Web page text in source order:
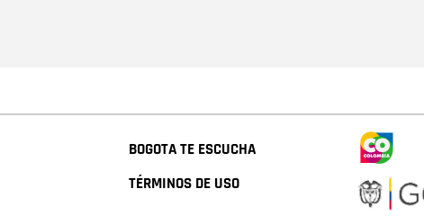
BOGOTA TE ESCUCHA
TÉRMINOS DE USO